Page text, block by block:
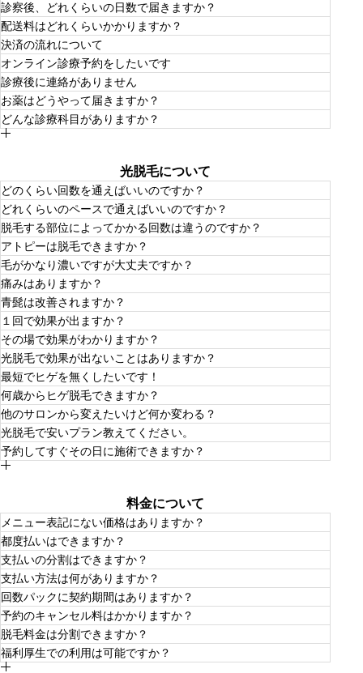
談ください。医師が体調を診た上で適切なお薬を処方いた
します。
シェアクリニック東京は、スマホやテレビ電話でご自宅や
外出先で診察、お薬の処方を受けることができるオンライ
ン診療プラットフォームです。
「時間が無くて、病院に行くのは面倒くさい」「クリニッ
クや薬局での待ち時間が嫌」、「病院に入るところを人に
見られたくない」、「個人輸入薬は危険だと厚労省も注意
喚起しているし自分で購入するのは不安…」などの、お悩
みを抱える方へおすすめです。 もちろん男性・女性どな
たでも受診することができます。
東京になりますが外来も可能です。
診察後、どれくらいの日数で届きますか？
お薬の処方がある方は、決済完了後すぐに発送手続きを行
っております。
当日発送できるよう努めておりますが、予約状況や決済状
況により翌日以降の発送となる場合がございます。
※沖縄・離島は3日〜5日ほどかかる場合がございます。
配送料はどれくらいかかりますか？
全国一律1,000円です。（離島・北海道・沖縄・九州は
1,500円）
決済の流れについて
決済方法はクレジットカードまたは銀行振り込みとなりま
す。
オンライン診療予約をしたいです
QR コードまたは予約ボタンを押していただき公式LINEか
らのご予約となります。
再診の場合や２回目以降のお薬処方の場合もLINEからお
申し込み下さい。
診療後に連絡がありません
決済時のエラーや確認事項がない限り診療後にご対応いた
だく事はございません。お薬の到着までしばらくお待ちく
お薬はどうやって届きますか？
処方されたお薬は中身がわからないように宅急便でお届け
どんな診療科目がありますか？
・メディカルダイエット 肥満症
・ED 早漏防止
・女性AGA
・飲む日焼け止め
・メディカルアイラッシュ
・不眠症 睡眠障害
・インフルエンザ予防
・性感染症
・花粉症
・メディカルスキンケア
光脱毛について
どのくらい回数を通えばいいのですか？
お客様の目的や毛質・毛量によって通って頂く回数は大き
く異なります。脱毛部位にもよりますが、毛をある程度減
らしたい方は約5.6回以上・つるつるにしたい方は約10回
以上を目安におすすめしております。
どれくらいのペースで通えばいいのですか？
光脱毛の場合は初めのうちは２週間に一回の施術で、減毛
がすすむにつれ周期を伸ばす場合もございます。
脱毛する部位によってかかる回数は違うのですか？
違います。特にヒゲやVIOは毛の太さや毛量によって変わ
ってまいります。
アトピーは脱毛できますか？
アトピー以外の場所は脱毛可能ですが、お薬の服用やお肌
の状況をみて判断する場合がございます。
毛がかなり濃いですが大丈夫ですか？
はい。回数はかかりますが減毛や自己処理が少なくなって
くることを実感できると思います。
痛みはありますか？
施術内容にもよりますが、多少痛みがある場合がございま
すが減毛が進むにつれ痛みも減ってくる傾向があります。
青髭は改善されますか？
お時間がかかる場合がございますが改善されている方が多
くいらっしゃいます。
１回で効果が出ますか？
出る場合もありますし、感じられない場合もございます。
光脱毛の理論上、熱を溜めて毛が生える組織を徐々に壊し
ていきますので数回は必要となります。お身体の部分によ
っても変わります。
その場で効果がわかりますか？
ワックス脱毛の場合は見た目がハッキリとわかります。お
肌も明るくなります。光脱毛の場合は３〜4回目くらいか
ら徐々に変化が感じられます。
光脱毛で効果が出ないことはありますか？
長く通っていただいているお客様で効果が全く出てないお
客様はいません。根気よく定期的に通っていただくことを
オススメ致します！
最短でヒゲを無くしたいです！
So Whatがオススメしているダブル脱毛→光脱毛が最も有
効的です！
何歳からヒゲ脱毛できますか？
当サロンでは高校生からとなります。学割料金（通常の
20%OFF）もございます。
他のサロンから変えたいけど何か変わる？
光脱毛の場合はそのままご予約していただきカウンセリン
グ後施術いたします。
光脱毛で安いプラン教えてください。
都度脱毛より３回セットやヒゲ＋パーツのセット脱毛がオ
予約してすぐその日に施術できますか？
してはヒゲの長さが必要になります。アレルギーや肌が弱
いお客様は事前にパッチテストをオススメいたします。
料金について
メニュー表記にない価格はありますか？
ありません。事前に料金はご提示いたします。
都度払いはできますか？
できます。セットやパック料金の方がお安くなる場合もご
ざいますのでご検討ください。
支払いの分割はできますか？
はいできます。分割回数は特に決まっていませんのでお客
様との相談で決めさせていただいております。
支払い方法は何がありますか？
現金、クレジットカード各種、楽天PAY、auPAY、楽天
edyなどで支払いが可能です。
回数パックに契約期間はありますか？
契約期間は特に設けておりません。出張やお仕事で一旦来
れなくなっても、期日はありませんのでパックの続きから
施術可能です。
予約のキャンセル料はかかりますか？
基本いただいておりませんが、キャンセルの際は事前にご
連絡いただけると助かります。
脱毛料金は分割できますか？
できます。高額な場合はスタッフ相談して数回に分けて分
福利厚生での利用は可能ですか？